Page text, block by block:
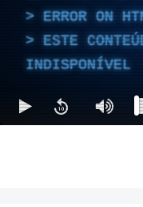
ERROR ON
ESTE
INDISPONÍVEL